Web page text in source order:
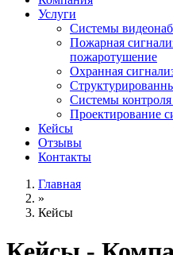
Услуги
Системы
Пожарная
пожаротушение
Охранная
Системы
Проектирование
Кейсы
Отзывы
Контакты
Главная
»
Кейсы